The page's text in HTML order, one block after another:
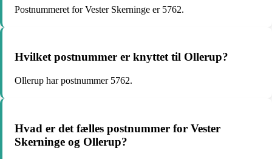
Postnummeret for Vester Skerninge er 5762.
Hvilket postnummer er knyttet til Ollerup?
Ollerup har postnummer 5762.
Hvad er det fælles postnummer for Vester
Skerninge og Ollerup?